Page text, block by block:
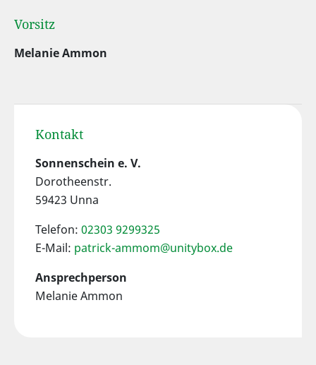
Vorsitz
Melanie Ammon
Kontakt
Sonnenschein e. V.
Dorotheenstr.
59423 Unna
Telefon: 02303 9299325
E-Mail: patrick-ammom@unitybox.de
Ansprechperson
Melanie Ammon